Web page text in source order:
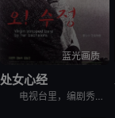
蓝光画质
处女心经
电视台里，编剧秀贞（李恩珠 饰）爱上了有妇之夫的制片永硕（文成根 饰）。永硕的独立电影需要投资，秀贞便与永硕来到了永硕朋友杰勋（韩明求 饰）的画廊。这位朋友却对秀贞很感兴趣，更希望秀贞能成为自己的